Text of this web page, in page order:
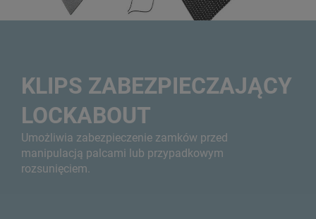
KLIPS ZABEZPIECZAJĄCY
LOCKABOUT
Umożliwia zabezpieczenie zamków przed
manipulacją palcami lub przypadkowym
rozsunięciem.